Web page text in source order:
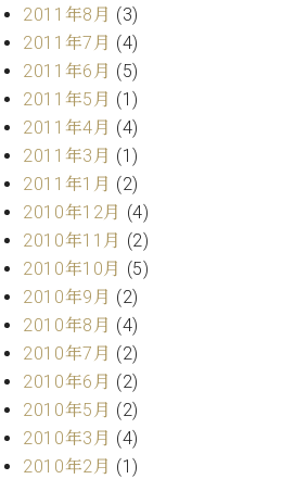
2011年8月 (3)
2011年7月 (4)
2011年6月 (5)
2011年5月 (1)
2011年4月 (4)
2011年3月 (1)
2011年1月 (2)
2010年12月 (4)
2010年11月 (2)
2010年10月 (5)
2010年9月 (2)
2010年8月 (4)
2010年7月 (2)
2010年6月 (2)
2010年5月 (2)
2010年3月 (4)
2010年2月 (1)